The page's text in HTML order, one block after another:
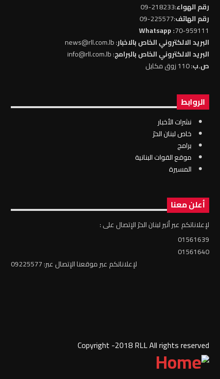
رقم الهواء:218233-09
رقم الهاتف:225577-09
70-959111
: Whatsapp
البريد الالكتروني الخاص بالاخبار: news@rll.com.lb
البريد الالكتروني الخاص بالبرامج: info@rll.com.lb
ص.ب: 110 زوق مكايل
الروابط
نشرات الأخبار
خاص لبنان الحرّ
برامج
موقع القوات البنانية
المسيرة
أعلن معنا
لإعلاناتكم عبر أثير لبنان الحرّ الإتصال على :
01561639
01561640
لإعلاناتكم عبر موقعنا الإتصال عبر: 09225577
Copyright -2018 RLL All rights reserved